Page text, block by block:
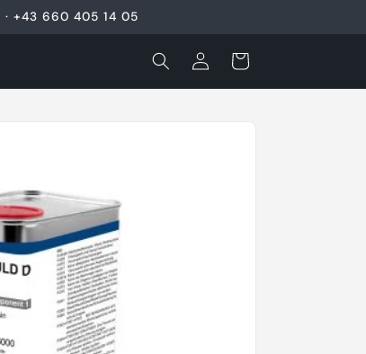
+43 660 405 14 05
EinloggenWarenkorb